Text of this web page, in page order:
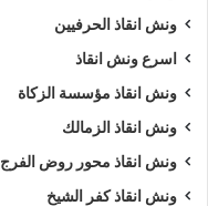
ونش انقاذ الحرفيين
اسرع ونش انقاذ
ونش انقاذ مؤسسة الزكاة
ونش انقاذ الزمالك
ونش انقاذ محور روض الفرج
ونش انقاذ كفر الشيخ